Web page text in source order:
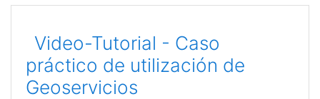
Diagrama de temas
Video-Tutorial - Caso
práctico de utilización de
Geoservicios